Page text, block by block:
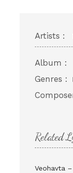
Artists :
Album :
Genres :
Related